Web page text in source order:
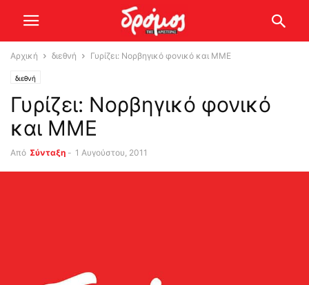
Αρχική διεθνή Γυρίζει: Νορβηγικό φονικό και ΜΜΕ
διεθνή
Γυρίζει: Νορβηγικό φονικό
και ΜΜΕ
Από Σύνταξη - 1 Αυγούστου, 2011